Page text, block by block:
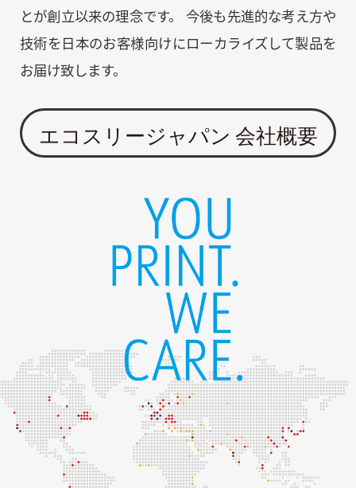
とが創立以来の理念です。 今後も先進的な考え方や
技術を日本のお客様向けにローカライズして製品を
お届け致します。
エコスリージャパン 会社概要